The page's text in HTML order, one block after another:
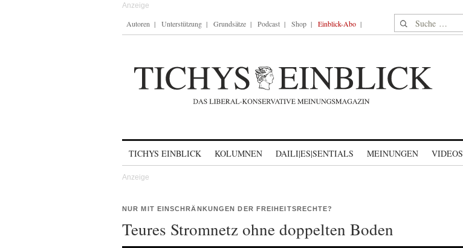
Autoren Unterstützung Grundsätze Podcast Shop Einblick-Abo Suche nach:
TICHYS EINBLICK KOLUMNEN DAILI|ES|SENTIALS MEINUNGEN VIDEOS
NUR MIT EINSCHRÄNKUNGEN DER FREIHEITSRECHTE?
Teures Stromnetz ohne doppelten Boden